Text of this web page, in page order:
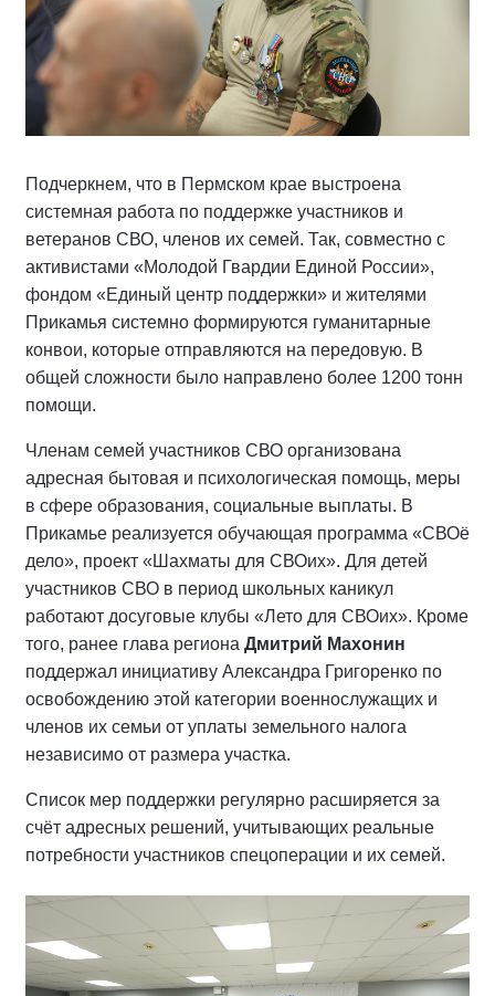
Подчеркнем, что в Пермском крае выстроена
системная работа по поддержке участников и
ветеранов СВО, членов их семей. Так, совместно с
активистами «Молодой Гвардии Единой России»,
фондом «Единый центр поддержки» и жителями
Прикамья системно формируются гуманитарные
конвои, которые отправляются на передовую. В
общей сложности было направлено более 1200 тонн
помощи.
Членам семей участников СВО организована
адресная бытовая и психологическая помощь, меры
в сфере образования, социальные выплаты. В
Прикамье реализуется обучающая программа «СВОё
дело», проект «Шахматы для СВОих». Для детей
участников СВО в период школьных каникул
работают досуговые клубы «Лето для СВОих». Кроме
того, ранее глава региона Дмитрий Махонин
поддержал инициативу Александра Григоренко по
освобождению этой категории военнослужащих и
членов их семьи от уплаты земельного налога
независимо от размера участка.
Список мер поддержки регулярно расширяется за
счёт адресных решений, учитывающих реальные
потребности участников спецоперации и их семей.